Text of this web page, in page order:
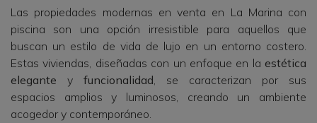
Las propiedades modernas en venta en La Marina con
piscina son una opción irresistible para aquellos que
buscan un estilo de vida de lujo en un entorno costero.
Estas viviendas, diseñadas con un enfoque en la estética
elegante y funcionalidad , se caracterizan por sus
espacios amplios y luminosos, creando un ambiente
acogedor y contemporáneo.